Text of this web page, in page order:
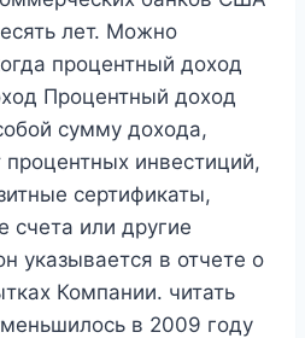
лет. Можно
процентный доход
Процентный доход
сумму дохода,
процентных инвестиций,
сертификаты,
счета или другие
указывается в отчете о
Компании. читать
в 2009 году